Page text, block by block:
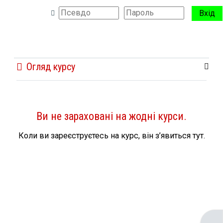
Перейти до головного вмісту
Бокова панель
Вхід
БлокиОгляд курсу
Ви не зараховані на жодні курси.
Коли ви зареєструєтесь на курс, він з’явиться тут.